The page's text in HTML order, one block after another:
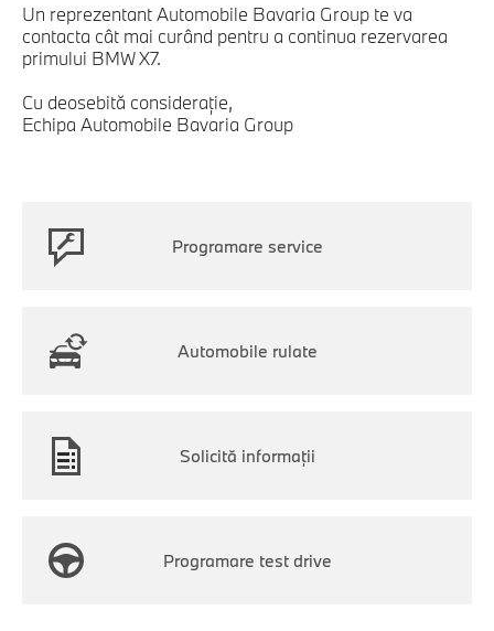
Un reprezentant Automobile Bavaria Group te va
contacta cât mai curând pentru a continua rezervarea
primului BMW X7.
Cu deosebită consideraţie,
Echipa Automobile Bavaria Group
Programare service
Automobile rulate
Solicită informaţii
Programare test drive